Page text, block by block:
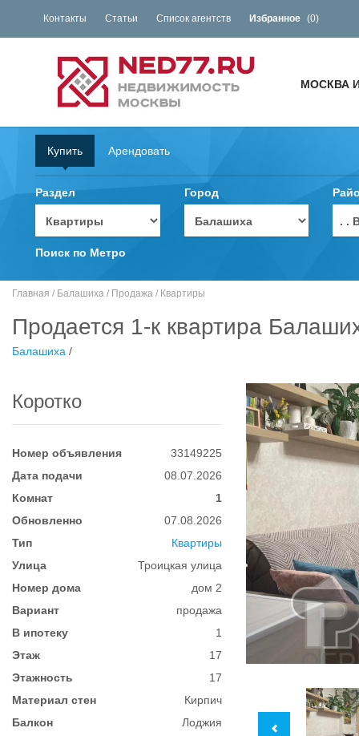
Контакты Статьи Список агентств Избранное (0)
МОСКВА
Купить Арендовать
Раздел Город
. .
Поиск по Метро
Главная / Балашиха / Продажа / Квартиры
Продается 1-к квартира
Балашиха /
Коротко
Номер объявления
33149225
Дата подачи
08.07.2026
Комнат
1
Обновленно
07.08.2026
Тип
Квартиры
Улица
Троицкая улица
Номер дома
дом 2
Вариант
продажа
В ипотеку
1
Этаж
17
Этажность
17
Материал стен
Кирпич
Балкон
Лоджия